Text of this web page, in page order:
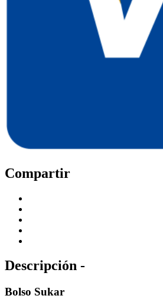
Compartir
Descripción -
Bolso Sukar